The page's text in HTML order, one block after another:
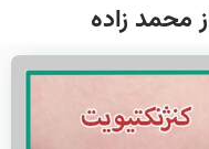
محمد زاده